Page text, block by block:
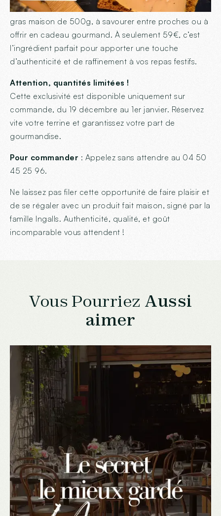
tables de fin d’année. Découvrez leur terrine de foie
gras maison de 500g, à savourer entre proches ou à
offrir en cadeau gourmand. À seulement 59€, c’est
l’ingrédient parfait pour apporter une touche
d’authenticité et de raffinement à vos repas festifs.
Attention, quantités limitées !
Cette exclusivité est disponible uniquement sur
commande, du 19 décembre au 1er janvier. Réservez
vite votre terrine et garantissez votre part de
gourmandise.
Pour commander : Appelez sans attendre au 04 50
45 25 96.
Ne laissez pas filer cette opportunité de faire plaisir et
de se régaler avec un produit fait maison, signé par la
famille Ingalls. Authenticité, qualité, et goût
incomparable vous attendent !
Vous Pourriez Aussi
aimer